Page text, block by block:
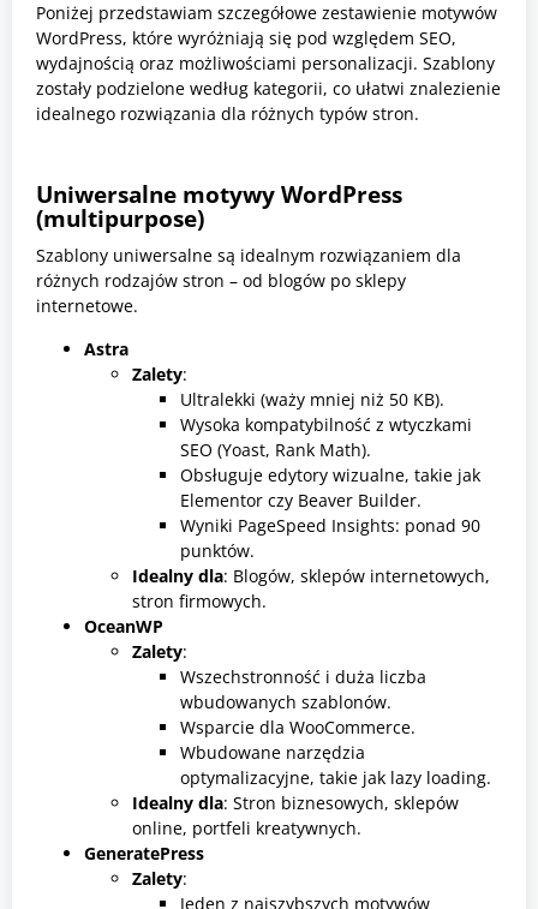
Poniżej przedstawiam szczegółowe zestawienie motywów
WordPress, które wyróżniają się pod względem SEO,
wydajnością oraz możliwościami personalizacji. Szablony
zostały podzielone według kategorii, co ułatwi znalezienie
idealnego rozwiązania dla różnych typów stron.
Uniwersalne motywy WordPress
(multipurpose)
Szablony uniwersalne są idealnym rozwiązaniem dla
różnych rodzajów stron – od blogów po sklepy
internetowe.
Astra
Zalety:
Ultralekki (waży mniej niż 50 KB).
Wysoka kompatybilność z wtyczkami
SEO (Yoast, Rank Math).
Obsługuje edytory wizualne, takie jak
Elementor czy Beaver Builder.
Wyniki PageSpeed Insights: ponad 90
punktów.
Idealny dla: Blogów, sklepów internetowych,
stron firmowych.
OceanWP
Zalety:
Wszechstronność i duża liczba
wbudowanych szablonów.
Wsparcie dla WooCommerce.
Wbudowane narzędzia
optymalizacyjne, takie jak lazy loading.
Idealny dla: Stron biznesowych, sklepów
online, portfeli kreatywnych.
GeneratePress
Zalety:
Jeden z najszybszych motywów